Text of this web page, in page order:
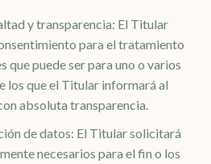
y transparencia: El Titular
para el tratamiento
que puede ser para uno o varios
los que el Titular informará al
absoluta transparencia.
de datos: El Titular solicitará
necesarios para el fin o los